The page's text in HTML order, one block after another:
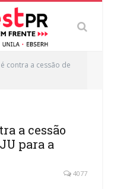
é contra a cessão de
a cessão
para a
4077